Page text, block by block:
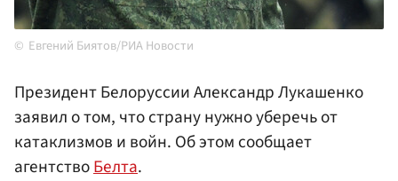
Евгений Биятов/РИА Новости
Президент Белоруссии Александр Лукашенко
заявил о том, что страну нужно уберечь от
катаклизмов и войн. Об этом сообщает
агентствоБелта.